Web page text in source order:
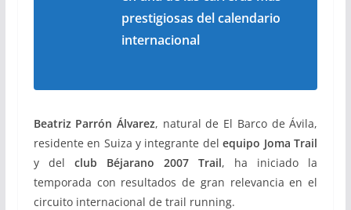
prestigiosas del calendario
internacional
Beatriz Parrón Álvarez, natural de El Barco de Ávila,
residente en Suiza y integrante delequipo Joma Trail
y del club Béjarano 2007 Trail, ha iniciado la
temporada con resultados de gran relevancia en el
circuito internacional de trail running.